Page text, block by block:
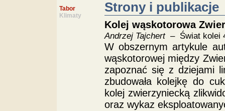
Tabor
Klimaty
Strony i publikacje
Kolej wąskotorowa
Andrzej Tajchert– Świat kolei
W obszernym artykule
wąskotorowej między
zapoznać się z dziejami
zbudowała kolejkę do
kolej zwierzyniecką
oraz wykaz